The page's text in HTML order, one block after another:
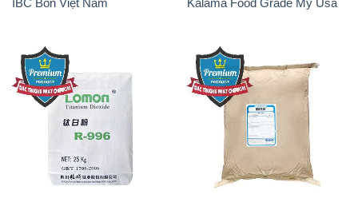
Oxit Titan KA100 – Tio2 Trung
Polymer Diafloc AP 120C
Mitsubishi Nhật Bản Japan